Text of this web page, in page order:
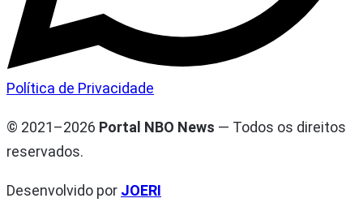
Política de Privacidade
© 2021–2026 Portal NBO News — Todos os direitos
reservados.
Desenvolvido por JOERI